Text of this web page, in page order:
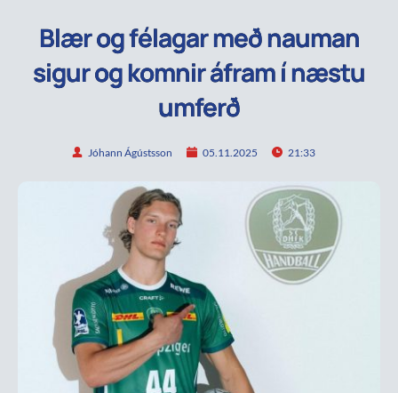
Blær og félagar með nauman
sigur og komnir áfram í næstu
umferð
Jóhann Ágústsson 05.11.2025 21:33